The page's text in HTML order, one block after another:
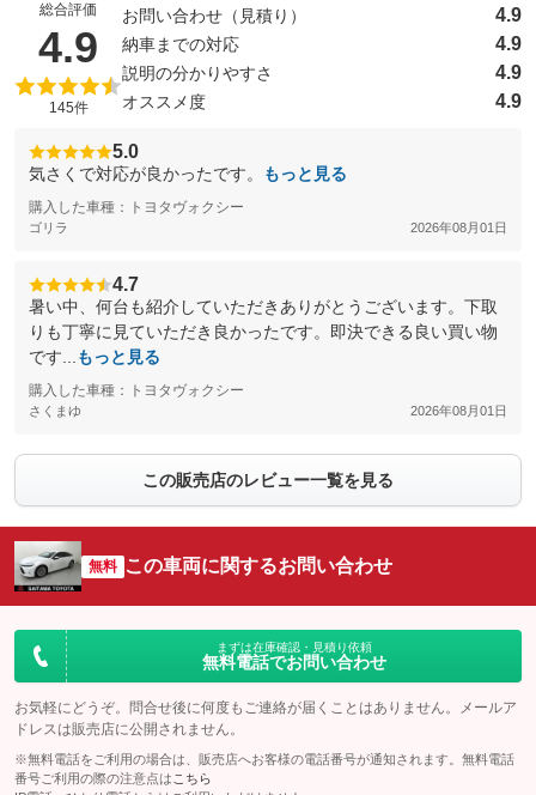
総合評価
4.9 （5点満点中）
145件
お問い合わせ（見積り） 4.9
納車までの対応 4.9
説明の分かりやすさ 4.9
オススメ度 4.9
5.0
気さくで対応が良かったです。 もっと見る
購入した車種：トヨタヴォクシー
ゴリラ 2026年08月01日
4.7
暑い中、何台も紹介していただきありがとうございます。下取
りも丁寧に見ていただき良かったです。即決できる良い買い物
です...
もっと見る
購入した車種：トヨタヴォクシー
さくまゆ 2026年08月01日
この販売店のレビュー一覧を見る
無料 この車両に関するお問い合わせ
まずは在庫確認・見積り依頼
無料電話でお問い合わせ
お気軽にどうぞ。問合せ後に何度もご連絡が届くことはありません。メールア
ドレスは販売店に公開されません。
※無料電話をご利用の場合は、販売店へお客様の電話番号が通知されます。無料電話
番号ご利用の際の注意点は こちら